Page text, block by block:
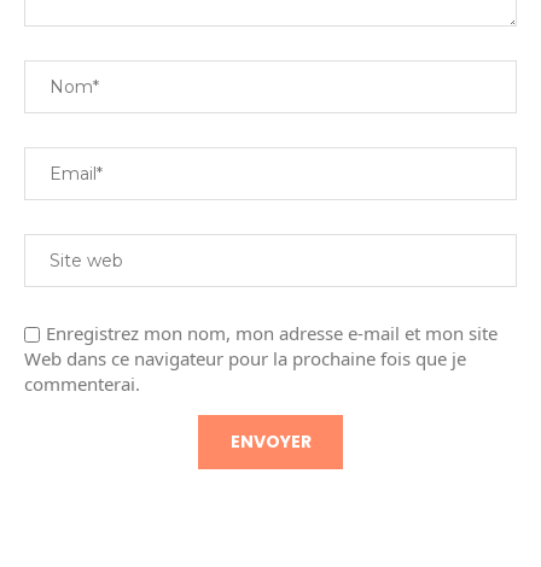
Enregistrez mon nom, mon adresse e-mail et mon site
Web dans ce navigateur pour la prochaine fois que je
commenterai.